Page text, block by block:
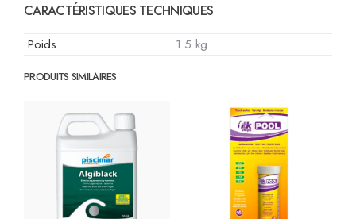
CARACTÉRISTIQUES TECHNIQUES
Poids 1.5 kg
PRODUITS SIMILAIRES